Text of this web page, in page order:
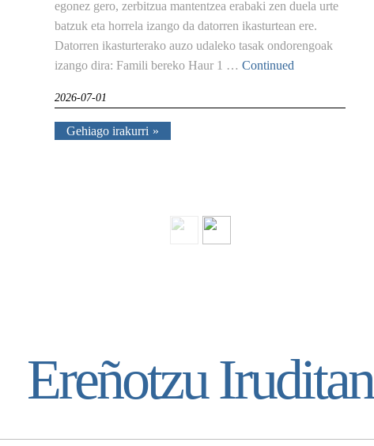
egonez gero, zerbitzua mantentzea erabaki zen duela urte
batzuk eta horrela izango da datorren ikasturtean ere.
Datorren ikasturterako auzo udaleko tasak ondorengoak
izango dira: Famili bereko Haur 1 … Continued
2026-07-01
Gehiago irakurri
Ereñotzu Iruditan